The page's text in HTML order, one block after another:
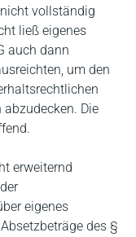
vollständig
ließ eigenes
auch dann
um den
Die
erweiternd
eigenes
des §